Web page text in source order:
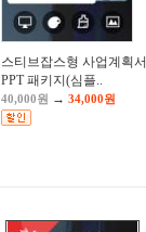
스티브잡스형 사업계획서
PPT 패키지(심플..
40,000원 → 34,000원